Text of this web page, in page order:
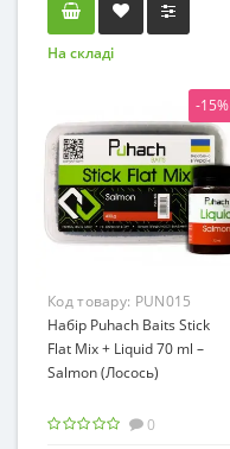
На складі
-15%
Код товару: PUN015
Набір Puhach Baits Stick
Flat Mix + Liquid 70 ml –
Salmon (Лосось)
0